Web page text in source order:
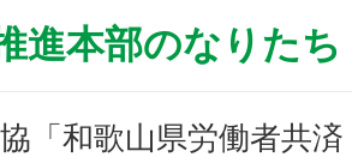
進本部のなりたち
「和歌山県労働者共済